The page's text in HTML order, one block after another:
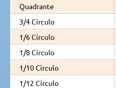
Quadrante
3/4 Círculo
1/6 Círculo
1/8 Círculo
1/10 Círculo
1/12 Círculo